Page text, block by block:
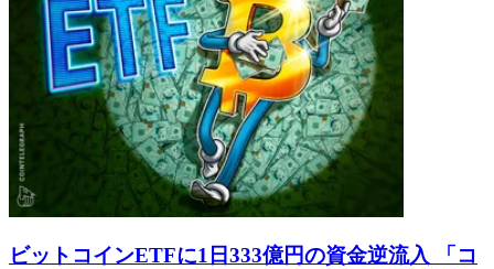
ビットコインETFに1日333億円の資金逆流入 「コ